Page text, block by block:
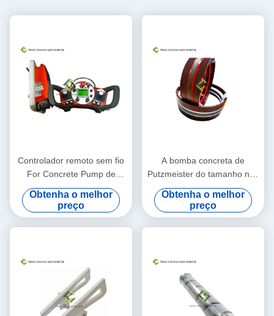
Controlador remoto sem fio
For Concrete Pump de
Putzmeister da precisão
Obtenha o melhor
preço
A bomba concreta de
Putzmeister do tamanho não
padrão parte os jogos de
borracha da embalagem do
cilindro
Obtenha o melhor
preço